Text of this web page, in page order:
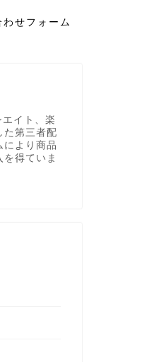
わせフォーム
イト、楽
た第三者配
により商品
得ていま